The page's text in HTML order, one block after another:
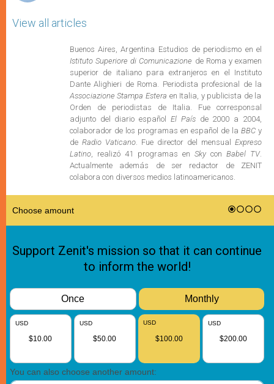
View all articles
Buenos Aires, Argentina Estudios de periodismo en el
Istituto Superiore di Comunicazione de Roma y examen
superior de italiano para extranjeros en el Instituto
Dante Alighieri de Roma. Periodista profesional de la
Associazione Stampa Estera en Italia, y publicista de la
Orden de periodistas de Italia. Fue corresponsal
adjunto del diario españolEl Paísde 2000 a 2004,
colaborador de los programas en español de la BBCy
de Radio Vaticano. Fue director del mensualExpreso
Latino, realizó 41 programas en Skycon Babel TV.
Actualmente además de ser redactor de ZENIT
colabora con diversos medios latinoamericanos.